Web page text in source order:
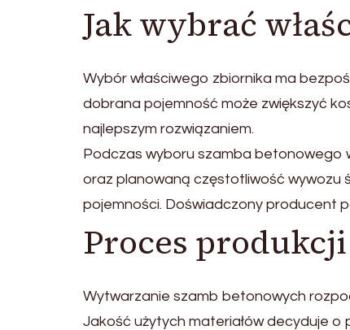
Jak wybrać
Wybór właściwego zbiornika ma
dobrana pojemność może zwiększyć
najlepszym rozwiązaniem.
Podczas wyboru szamba betonowego
oraz planowaną częstotliwość wywozu
pojemności. Doświadczony producent
Proces
Wytwarzanie szamb betonowych
Jakość użytych materiałów decyduje o